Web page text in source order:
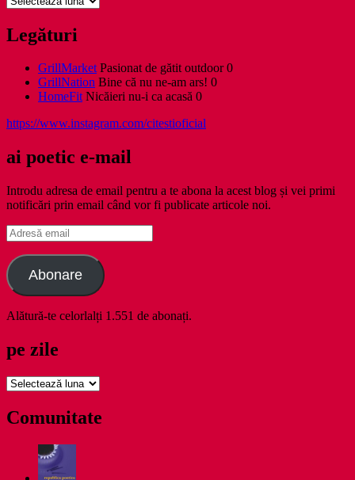
Legături
GrillMarketPasionat de gătit outdoor 0
GrillNation Bine că nu ne-am ars! 0
HomeFitNicăieri nu-i ca acasă 0
https://www.instagram.com/citestioficial
ai poetic e-mail
Introdu adresa de email pentru a te abona la acest blog și vei primi
notificări prin email când vor fi publicate articole noi.
Adresă
email
Abonare
Alătură-te celorlalți 1.551 de abonați.
pe zile
pe
Comunitate